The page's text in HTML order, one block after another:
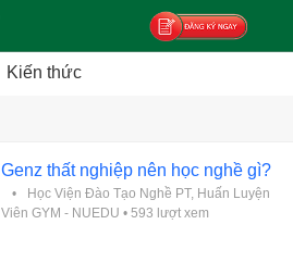
Kiến thức
Genz thất nghiệp nên học nghề gì?
Học Viện Đào Tạo Nghề PT, Huấn Luyện
Viên GYM - NUEDU • 593 lượt xem